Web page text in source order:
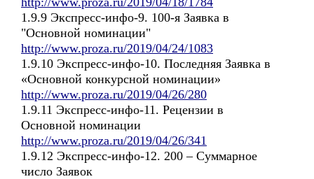
1.9.9 Экспресс-инфо-9. 100-я Заявка в
"Основной номинации"
http://www.proza.ru/2019/04/24/1083
1.9.10 Экспресс-инфо-10. Последняя Заявка в
«Основной конкурсной номинации»
http://www.proza.ru/2019/04/26/280
1.9.11 Экспресс-инфо-11. Рецензии в
Основной номинации
http://www.proza.ru/2019/04/26/341
1.9.12 Экспресс-инфо-12. 200 – Суммарное
число Заявок